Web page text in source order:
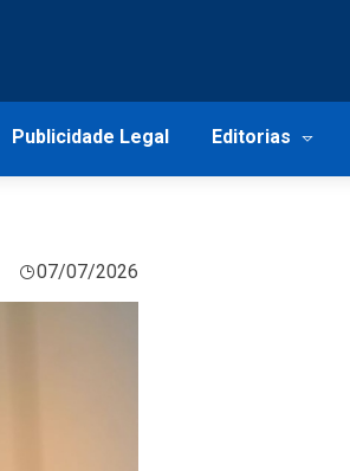
Publicidade Legal Editorias
07/07/2026